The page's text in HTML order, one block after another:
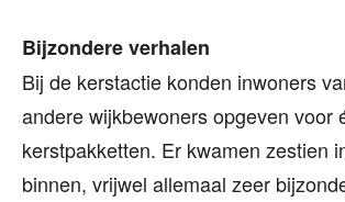
Bijzondere verhalen
Bij de kerstactie konden inwoners
andere wijkbewoners opgeven voor
kerstpakketten. Er kwamen zestien
binnen, vrijwel allemaal zeer